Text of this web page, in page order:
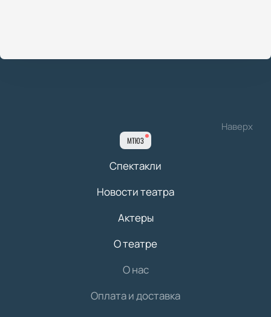
Наверх
МТЮЗ
Спектакли
Новости театра
Актеры
О театре
О нас
Оплата и доставка